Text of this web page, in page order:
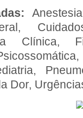
Clínica,
Dor,